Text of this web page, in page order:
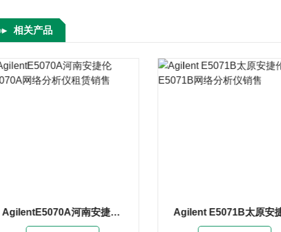
相关产品
Agilent E5071B太原安捷伦E5071B网络分析仪销售